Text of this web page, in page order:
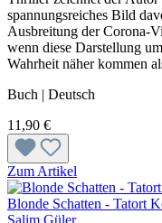
spannungsreiches Bild
Ausbreitung der Corona-
wenn diese Darstellung
Wahrheit näher kommen
Buch | Deutsch
11,90 €
Zum Artikel
Blonde Schatten - Tatort
Salim Güler